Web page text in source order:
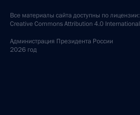
Все материалы сайта доступны по лицензии:
Creative Commons Attribution 4.0 International
Администрация Президента России
2026 год